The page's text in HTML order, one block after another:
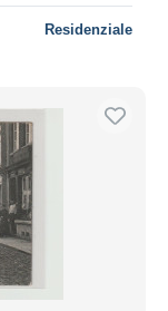
Residenziale